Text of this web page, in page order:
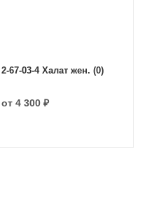
2-67-03-4 Халат жен. (0)
от 4 300 ₽